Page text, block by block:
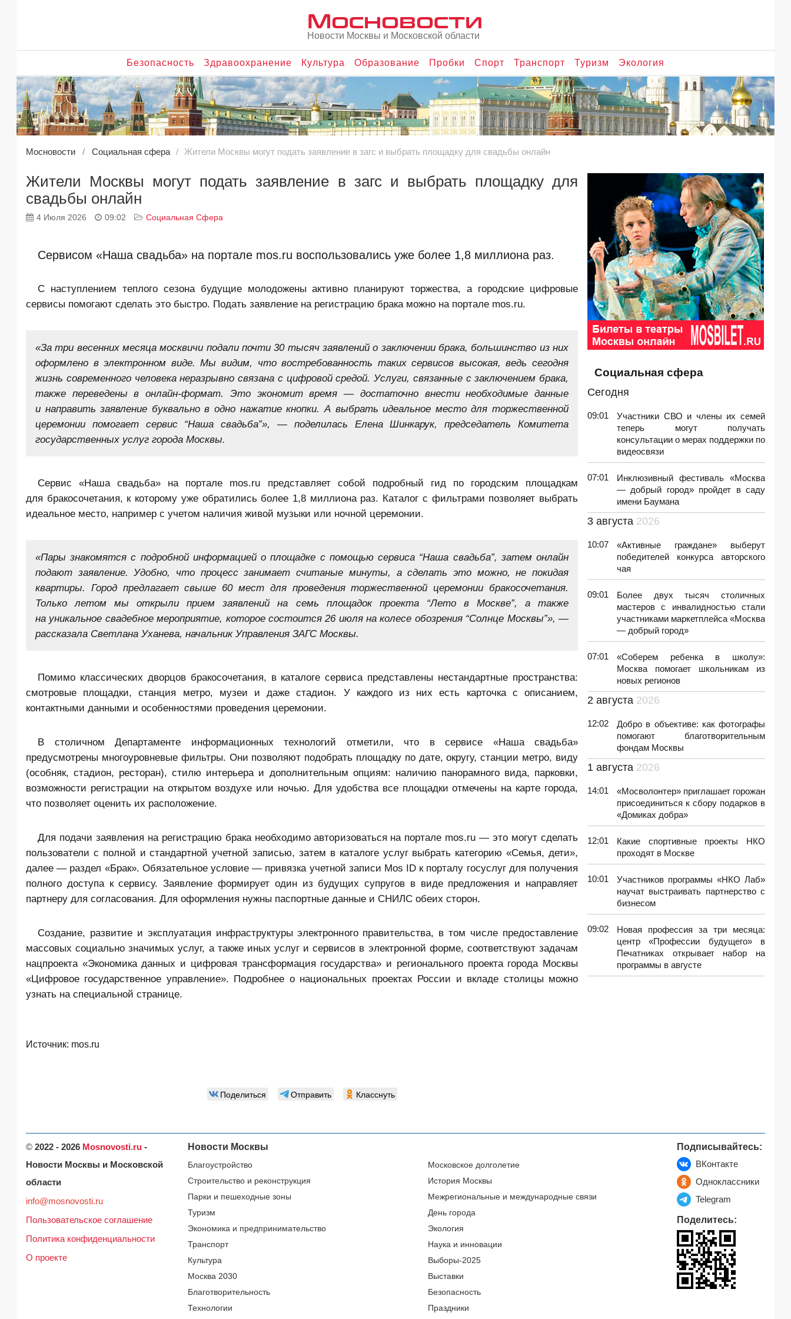
Мосновости
Новости Москвы и Московской области
Безопасность Здравоохранение Культура Образование Пробки Спорт Транспорт Туризм Экология
Мосновости Социальная сфера Жители Москвы могут подать заявление в загс и выбрать площадку для свадьбы онлайн
Жители Москвы могут подать заявление в загс и выбрать площадку для
свадьбы онлайн
4 Июля 2026 09:02 Социальная Сфера
Сервисом «Наша свадьба» на портале mos.ru воспользовались уже более 1,8 миллиона раз.
С наступлением теплого сезона будущие молодожены активно планируют торжества, а городские цифровые
сервисы помогают сделать это быстро. Подать заявление на регистрацию брака можно на портале mos.ru.
«За три весенних месяца москвичи подали почти 30 тысяч заявлений о заключении брака, большинство из них
оформлено в электронном виде. Мы видим, что востребованность таких сервисов высокая, ведь сегодня
жизнь современного человека неразрывно связана с цифровой средой. Услуги, связанные с заключением брака,
также переведены в онлайн-формат. Это экономит время — достаточно внести необходимые данные
и направить заявление буквально в одно нажатие кнопки. А выбрать идеальное место для торжественной
церемонии помогает сервис “Наша свадьба”», — поделилась Елена Шинкарук, председатель Комитета
государственных услуг города Москвы.
Сервис «Наша свадьба» на портале mos.ru представляет собой подробный гид по городским площадкам
для бракосочетания, к которому уже обратились более 1,8 миллиона раз. Каталог с фильтрами позволяет выбрать
идеальное место, например с учетом наличия живой музыки или ночной церемонии.
«Пары знакомятся с подробной информацией о площадке с помощью сервиса “Наша свадьба”, затем онлайн
подают заявление. Удобно, что процесс занимает считаные минуты, а сделать это можно, не покидая
квартиры. Город предлагает свыше 60 мест для проведения торжественной церемонии бракосочетания.
Только летом мы открыли прием заявлений на семь площадок проекта “Лето в Москве”, а также
на уникальное свадебное мероприятие, которое состоится 26 июля на колесе обозрения “Солнце Москвы”», —
рассказала Светлана Уханева, начальник Управления ЗАГС Москвы.
Помимо классических дворцов бракосочетания, в каталоге сервиса представлены нестандартные пространства:
смотровые площадки, станция метро, музеи и даже стадион. У каждого из них есть карточка с описанием,
контактными данными и особенностями проведения церемонии.
В столичном Департаменте информационных технологий отметили, что в сервисе «Наша свадьба»
предусмотрены многоуровневые фильтры. Они позволяют подобрать площадку по дате, округу, станции метро, виду
(особняк, стадион, ресторан), стилю интерьера и дополнительным опциям: наличию панорамного вида, парковки,
возможности регистрации на открытом воздухе или ночью. Для удобства все площадки отмечены на карте города,
что позволяет оценить их расположение.
Для подачи заявления на регистрацию брака необходимо авторизоваться на портале mos.ru — это могут сделать
пользователи с полной и стандартной учетной записью, затем в каталоге услуг выбрать категорию «Семья, дети»,
далее — раздел «Брак». Обязательное условие — привязка учетной записи Mos ID к порталу госуслуг для получения
полного доступа к сервису. Заявление формирует один из будущих супругов в виде предложения и направляет
партнеру для согласования. Для оформления нужны паспортные данные и СНИЛС обеих сторон.
Создание, развитие и эксплуатация инфраструктуры электронного правительства, в том числе предоставление
массовых социально значимых услуг, а также иных услуг и сервисов в электронной форме, соответствуют задачам
нацпроекта «Экономика данных и цифровая трансформация государства» и регионального проекта города Москвы
«Цифровое государственное управление». Подробнее о национальных проектах России и вкладе столицы можно
узнать на специальной странице.
Источник: mos.ru
Поделиться Отправить Класснуть
Социальная сфера
Сегодня
09:01
Участники СВО и члены их семей
теперь могут получать
консультации о мерах поддержки по
видеосвязи
07:01
Инклюзивный фестиваль «Москва
— добрый город» пройдет в саду
имени Баумана
3 августа 2026
10:07
«Активные граждане» выберут
победителей конкурса авторского
чая
09:01
Более двух тысяч столичных
мастеров с инвалидностью стали
участниками маркетплейса «Москва
— добрый город»
07:01
«Соберем ребенка в школу»:
Москва помогает школьникам из
новых регионов
2 августа 2026
12:02
Добро в объективе: как фотографы
помогают благотворительным
фондам Москвы
1 августа 2026
14:01
«Мосволонтер» приглашает горожан
присоединиться к сбору подарков в
«Домиках добра»
12:01
Какие спортивные проекты НКО
проходят в Москве
10:01
Участников программы «НКО Лаб»
научат выстраивать партнерство с
бизнесом
09:02
Новая профессия за три месяца:
центр «Профессии будущего» в
Печатниках открывает набор на
программы в августе
© 2022 - 2026 Mosnovosti.ru -
Новости Москвы и Московской
области
info@mosnovosti.ru
Пользовательское соглашение
Политика конфиденциальности
О проекте
Новости Москвы
Благоустройство
Строительство и реконструкция
Парки и пешеходные зоны
Туризм
Экономика и предпринимательство
Транспорт
Культура
Москва 2030
Благотворительность
Технологии
Московское долголетие
История Москвы
Межрегиональные и международные связи
День города
Экология
Наука и инновации
Выборы-2025
Выставки
Безопасность
Праздники
Подписывайтесь:
ВКонтакте
Одноклассники
Telegram
Поделитесь: